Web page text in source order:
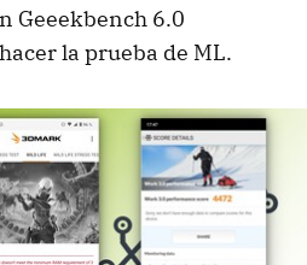
Geeekbench 6.0
la prueba de ML.